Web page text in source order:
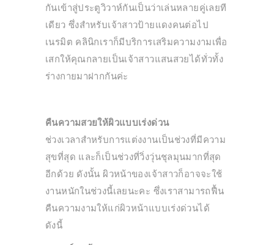
กันเข้าสู่ประตูวิวาห์กันเป็นว่าเล่นหลายคู่เลยที
เดียว ซึ่งสำหรับเจ้าสาวป้ายแดงคนต่อไป
เนรมิต คลินิกเราก็มีบริการเสริมความงามเพื่อ
เสกให้คุณกลายเป็นเจ้าสาวแสนสวยได้ทั่วทั้ง
ร่างกายมาฝากกันค่ะ
คืนความสวยให้ผิวแบบเร่งด่วน
ช่วงเวลาสำหรับการแต่งงานเป็นช่วงที่มีความ
สุขที่สุด และก็เป็นช่วงที่วิ่งวุ่นชุลมุนมากที่สุด
อีกด้วย ดังนั้น ผิวหน้าของเจ้าสาวก็อาจจะใช้
งานหนักในช่วงนี้เลยนะคะ ซึ่งเราสามารถฟื้น
คืนความงามให้แก่ผิวหน้าแบบเร่งด่วนได้
ดังนี้